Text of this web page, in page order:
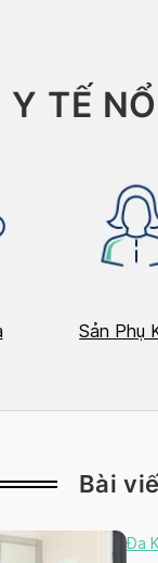
TẾ
Sản Phụ
Bài
Đa